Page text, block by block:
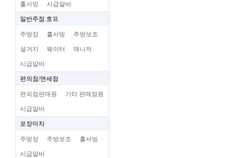
홀서빙 시급알바
일반주점.호프
주방장 홀서빙 주방보조
설거지 웨이터 매니저
시급알바
편의점/면세점
편의점판매원 기타 판매점원
시급알바
포장마차
주방장 주방보조 홀서빙
시급알바